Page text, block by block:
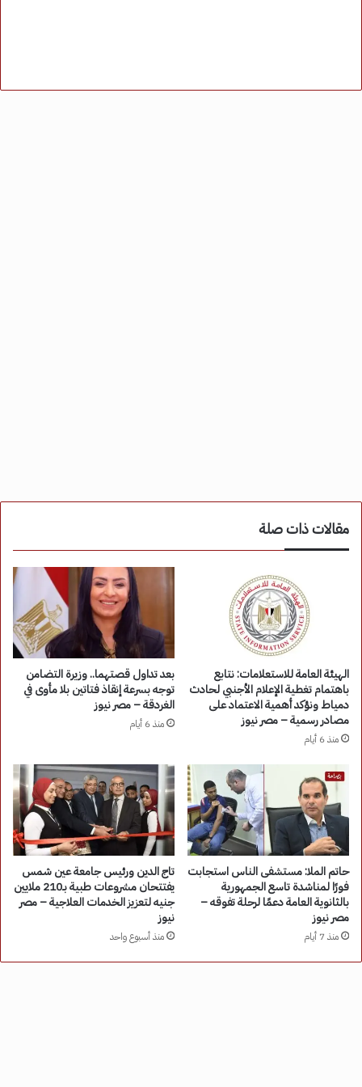
مقالات ذات صلة
الهيئة العامة للاستعلامات: نتابع
باهتمام تغطية الإعلام الأجنبي لحادث
دمياط ونؤكد أهمية الاعتماد على
مصادر رسمية – مصر نيوز
منذ 6 أيام
بعد تداول قصتهما.. وزيرة التضامن
توجه بسرعة إنقاذ فتاتين بلا مأوى في
الغردقة – مصر نيوز
منذ 6 أيام
حاتم الملا: مستشفى الناس استجابت
فورًا لمناشدة تاسع الجمهورية
بالثانوية العامة دعمًا لرحلة تفوقه –
مصر نيوز
منذ 7 أيام
تاج الدين ورئيس جامعة عين شمس
يفتتحان مشروعات طبية بـ210 ملايين
جنيه لتعزيز الخدمات العلاجية – مصر
نيوز
منذ أسبوع واحد